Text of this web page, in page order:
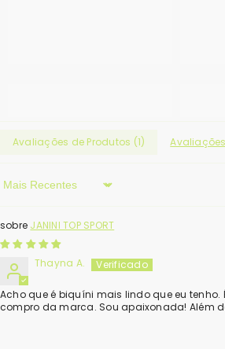
Avaliações de Produtos (1)
Sort By
JANINI TOP SPORT
Thayna A.
Acho que é biquíni mais lindo que eu tenho.
compro da marca. Sou apaixonada! Além